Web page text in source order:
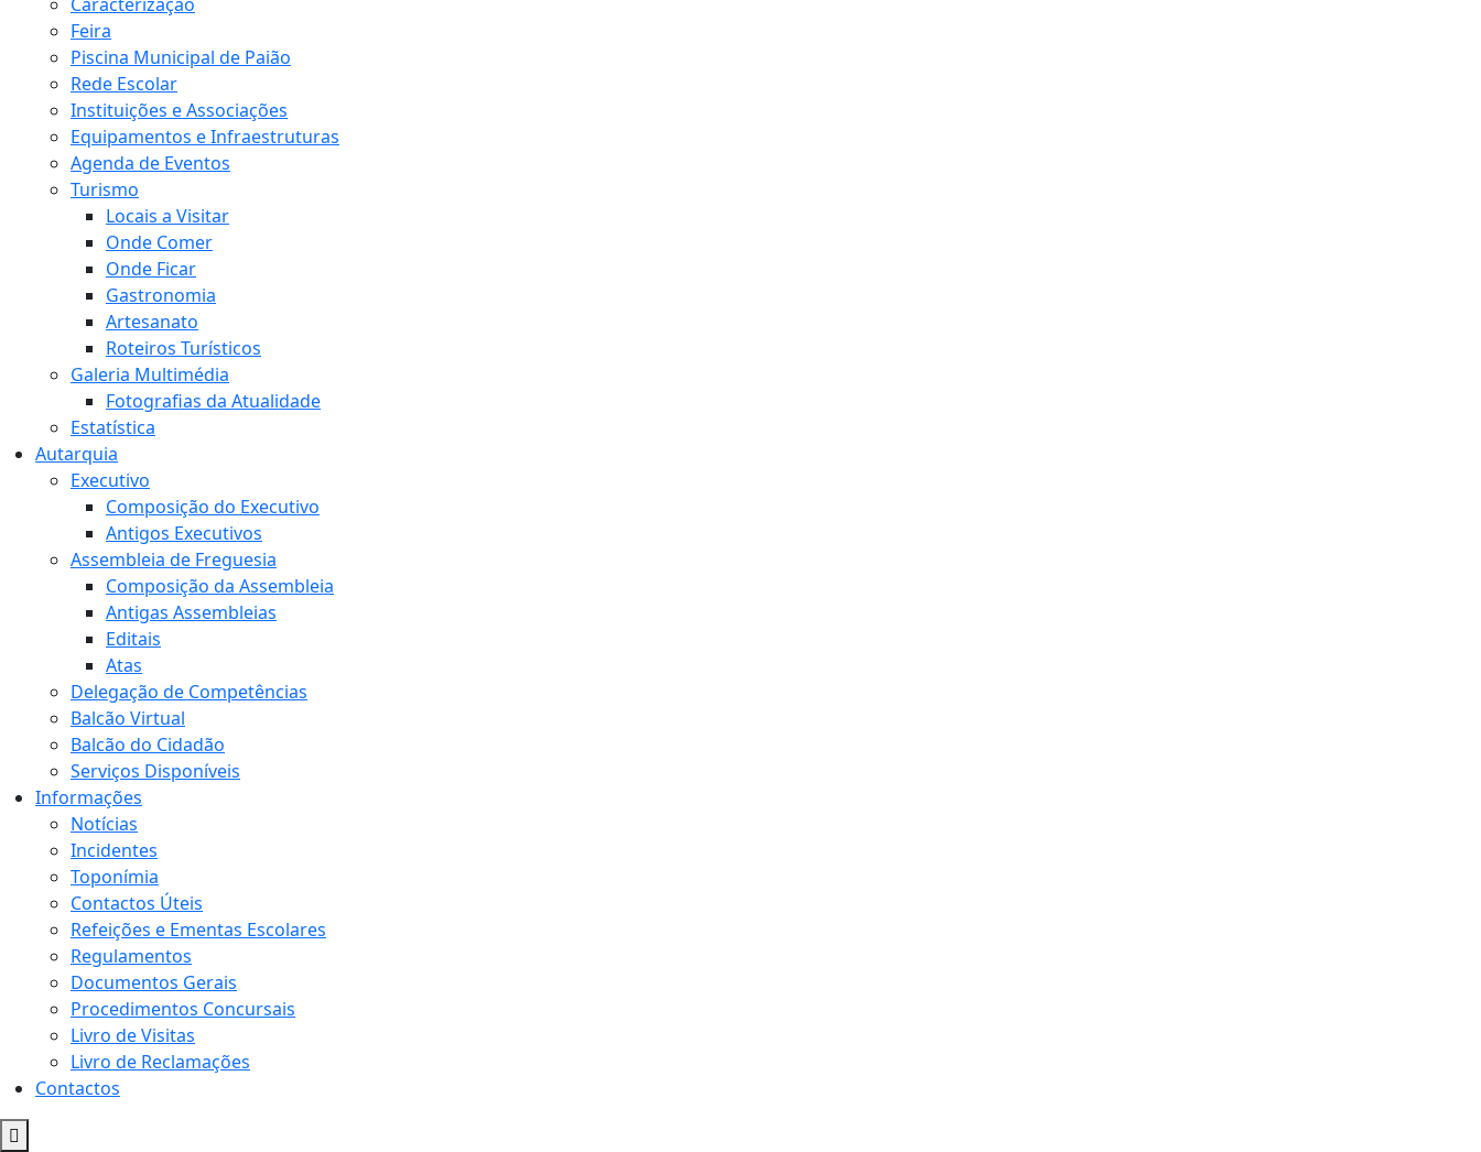
Caracterização
Feira
Piscina Municipal de Paião
Rede Escolar
Instituições e Associações
Equipamentos e Infraestruturas
Agenda de Eventos
Turismo
Locais a Visitar
Onde Comer
Onde Ficar
Gastronomia
Artesanato
Roteiros Turísticos
Galeria Multimédia
Fotografias da Atualidade
Estatística
Autarquia
Executivo
Composição do Executivo
Antigos Executivos
Assembleia de Freguesia
Composição da Assembleia
Antigas Assembleias
Editais
Atas
Delegação de Competências
Balcão Virtual
Balcão do Cidadão
Serviços Disponíveis
Informações
Notícias
Incidentes
Toponímia
Contactos Úteis
Refeições e Ementas Escolares
Regulamentos
Documentos Gerais
Procedimentos Concursais
Livro de Visitas
Livro de Reclamações
Contactos